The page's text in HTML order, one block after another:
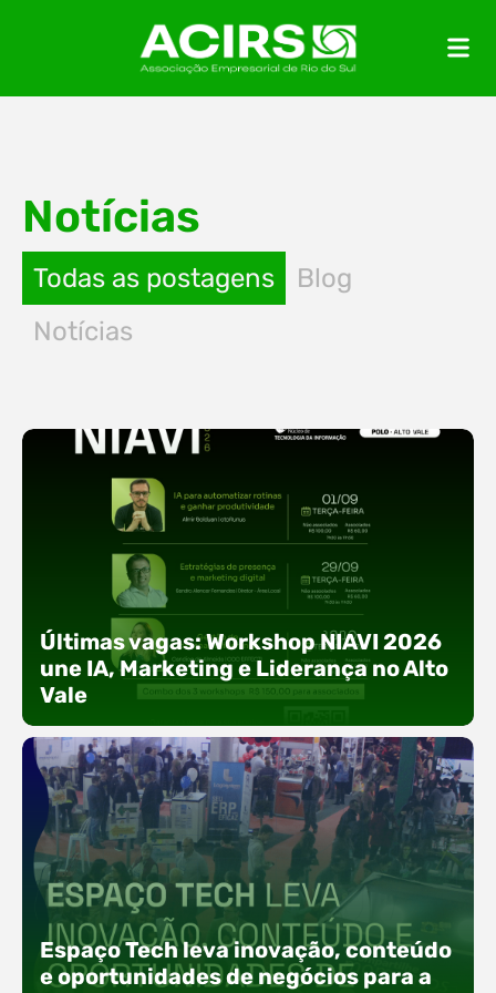
Notícias
Todas as postagens
Blog
Notícias
Últimas vagas: Workshop NIAVI 2026
une IA, Marketing e Liderança no Alto
Vale
Com o objetivo de impulsionar a produtividade, a
presença digital e a gestão nas empresas do
Alto Vale, o Núcleo de Tecnologia da Informação
(NIAVI), Polo ACATE-ACIRS, realiza a edição
Espaço Tech leva inovação, conteúdo
e oportunidades de negócios para a